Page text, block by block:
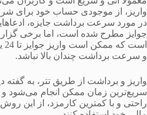
واریز، از موجودی حساب خود برای
در مورد سرعت برداشت جایزه،
جوایز مطرح شده است، اما برخی
و سرعت برداشت چندان بالا نباشد.
واریز و برداشت از طریق تتر، به گفته
سریع‌ترین زمان ممکن انجام می‌شود و
راحتی و با کمترین کارمزد، از این